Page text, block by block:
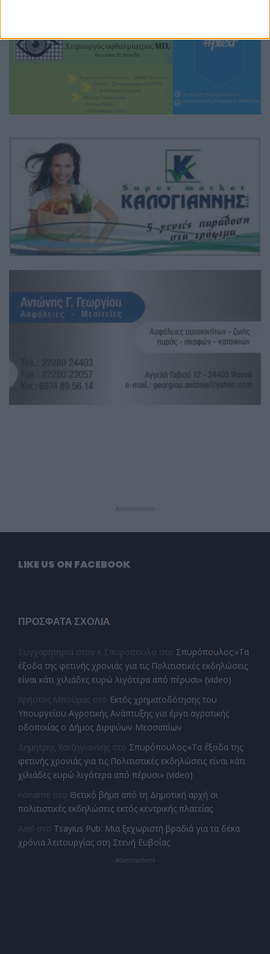
- Advertisement -
LIKE US ON FACEBOOK
ΠΡΌΣΦΑΤΑ ΣΧΌΛΙΑ
Συγχαρητηρια στον κ.Σπυροπουλο στο Σπυρόπουλος:«Τα
έξοδα της φετινής χρονιάς για τις Πολιτιστικές εκδηλώσεις
είναι κάτι χιλιάδες ευρώ λιγότερα από πέρυσι» (video)
Χρήστος Μπούρας στο Εκτός χρηματοδότησης του
Υπουργείου Αγροτικής Ανάπτυξης για έργα αγροτικής
οδοποιίας ο Δήμος Διρφύων Μεσσαπίων
Δημητρης Χατζηγιαννης στο Σπυρόπουλος:«Τα έξοδα της
φετινής χρονιάς για τις Πολιτιστικές εκδηλώσεις είναι κάτι
χιλιάδες ευρώ λιγότερα από πέρυσι» (video)
noname στο Θετικό βήμα από τη Δημοτική αρχή οι
πολιτιστικές εκδηλώσεις εκτός κεντρικής πλατείας
Axel στο Tsayius Pub: Μια ξεχωριστή βραδιά για τα δέκα
χρόνια λειτουργίας στη Στενή Ευβοίας
- Advertisement -